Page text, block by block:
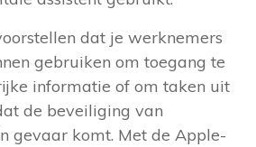
dat je werknemers
gebruiken om toegang te
informatie of om taken uit
de beveiliging van
gevaar komt. Met de Apple-